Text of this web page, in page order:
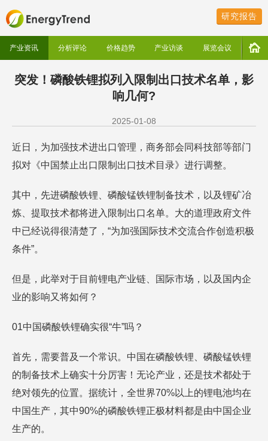
研究报告
产业资讯 分析评论 价格趋势 产业访谈 展览会议
突发！磷酸铁锂拟列入限制出口技术名单，影
响几何?
2025-01-08
近日，为加强技术进出口管理，商务部会同科技部等部门
拟对《中国禁止出口限制出口技术目录》进行调整。
其中，先进磷酸铁锂、磷酸锰铁锂制备技术，以及锂矿冶
炼、提取技术都将进入限制出口名单。大的道理政府文件
中已经说得很清楚了，“为加强国际技术交流合作创造积极
条件”。
但是，此举对于目前锂电产业链、国际市场，以及国内企
业的影响又将如何？
01中国磷酸铁锂确实很“牛”吗？
首先，需要普及一个常识。中国在磷酸铁锂、磷酸锰铁锂
的制备技术上确实十分厉害！无论产业，还是技术都处于
绝对领先的位置。据统计，全世界70%以上的锂电池均在
中国生产，其中90%的磷酸铁锂正极材料都是由中国企业
生产的。